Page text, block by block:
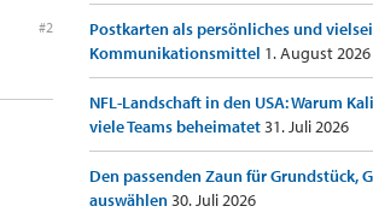
#2
Postkarten als persönliches und
Kommunikationsmittel 1. August 2026
NFL-Landschaft in den USA: Warum
viele Teams beheimatet31. Juli 2026
Den passenden Zaun für Grundstück,
auswählen30. Juli 2026